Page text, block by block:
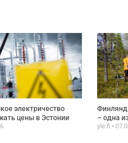
электричество
цены в Эстонии
– одна
yle.fi